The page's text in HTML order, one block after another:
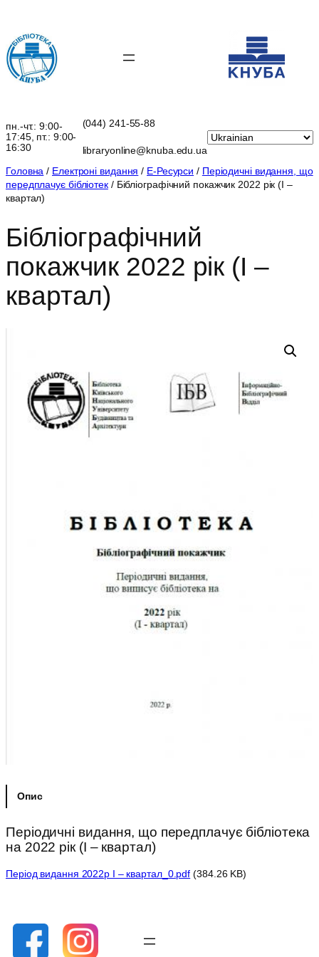
вмісту
пн.-чт.: 9:00-
17:45, пт.: 9:00-
16:30
(044) 241-55-88
libraryonline@knuba.edu.ua
Головна / Електроні видання / Е-Ресурси / Періодичні видання, що
передплачує бібліотек/ Бібліографічний покажчик 2022 рік (I –
квартал)
Бібліографічний
покажчик 2022 рік (I –
квартал)
Опис
Періодичні видання, що передплачує бібліотека
на 2022 рік (I – квартал)
Період видання 2022р I – квартал_0.pdf (384.26 KB)